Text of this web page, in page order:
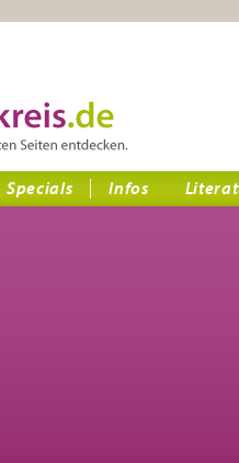
Specials Infos